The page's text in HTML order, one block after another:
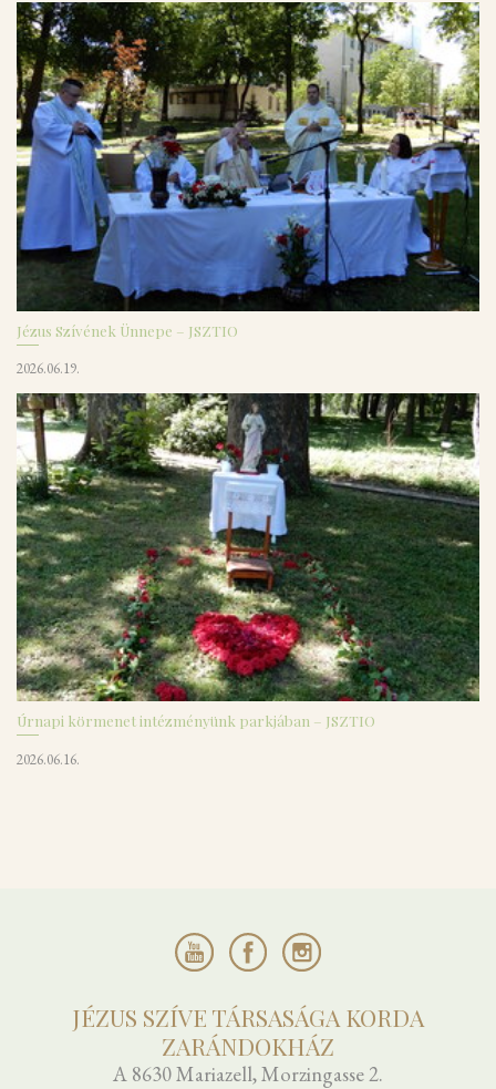
Jézus Szívének Ünnepe – JSZTIO
2026.06.19.
Úrnapi körmenet intézményünk parkjában – JSZTIO
2026.06.16.
JÉZUS SZÍVE TÁRSASÁGA KORDA
ZARÁNDOKHÁZ
A 8630 Mariazell, Morzingasse 2.